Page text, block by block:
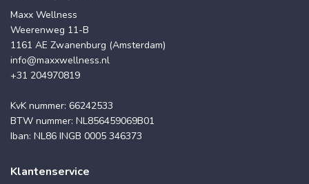
Maxx Wellness
Weerenweg 11-B
1161 AE Zwanenburg (Amsterdam)
info@maxxwellness.nl
+31 204970819
KvK nummer: 66242533
BTW nummer: NL856459069B01
Iban: NL86 INGB 0005 346373
Klantenservice